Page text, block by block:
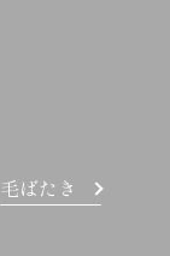
毛ばたき